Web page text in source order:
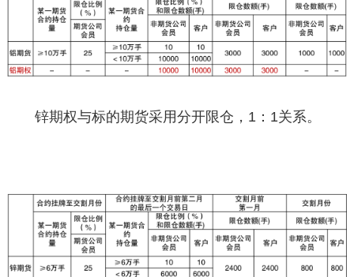
锌期权与标的期货采用分开限仓，1：1关系。